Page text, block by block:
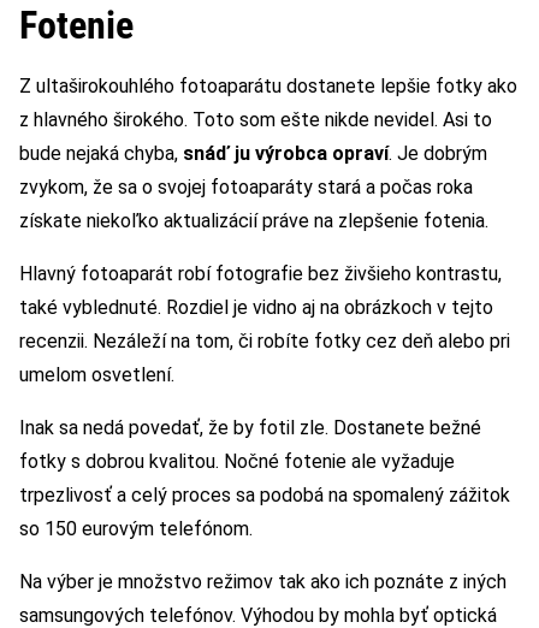
Fotenie
Z ultaširokouhlého fotoaparátu dostanete lepšie fotky ako
z hlavného širokého. Toto som ešte nikde nevidel. Asi to
bude nejaká chyba, snáď ju výrobca opraví. Je dobrým
zvykom, že sa o svojej fotoaparáty stará a počas roka
získate niekoľko aktualizácií práve na zlepšenie fotenia.
Hlavný fotoaparát robí fotografie bez živšieho kontrastu,
také vyblednuté. Rozdiel je vidno aj na obrázkoch v tejto
recenzii. Nezáleží na tom, či robíte fotky cez deň alebo pri
umelom osvetlení.
Inak sa nedá povedať, že by fotil zle. Dostanete bežné
fotky s dobrou kvalitou. Nočné fotenie ale vyžaduje
trpezlivosť a celý proces sa podobá na spomalený zážitok
so 150 eurovým telefónom.
Na výber je množstvo režimov tak ako ich poznáte z iných
samsungových telefónov. Výhodou by mohla byť optická